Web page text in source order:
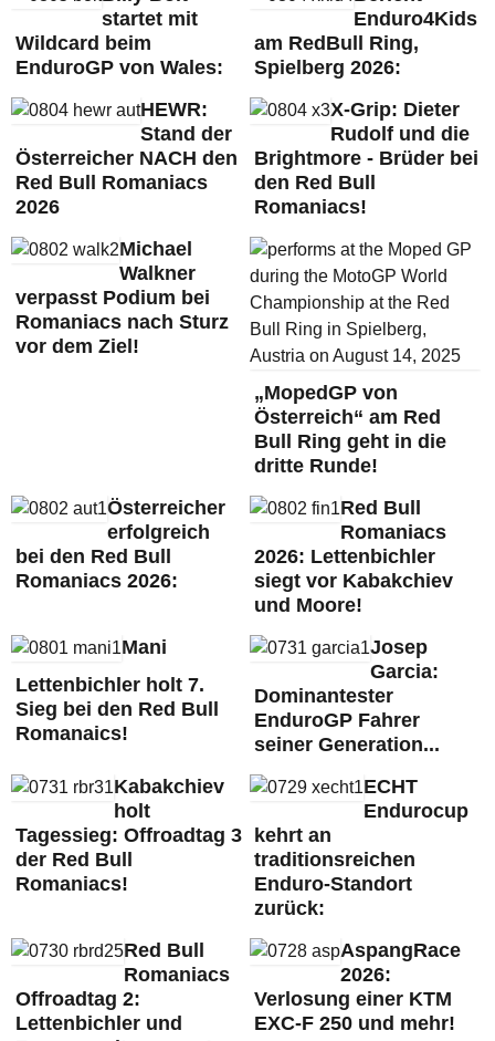
startet mit
Wildcard beim
EnduroGP von Wales:
Enduro4Kids
am RedBull Ring,
Spielberg 2026:
HEWR:
Stand der
Österreicher NACH den
Red Bull Romaniacs
2026
X-Grip: Dieter
Rudolf und die
Brightmore - Brüder bei
den Red Bull
Romaniacs!
Michael
Walkner
verpasst Podium bei
Romaniacs nach Sturz
vor dem Ziel!
„MopedGP von
Österreich“ am Red
Bull Ring geht in die
dritte Runde!
Österreicher
erfolgreich
bei den Red Bull
Romaniacs 2026:
Red Bull
Romaniacs
2026: Lettenbichler
siegt vor Kabakchiev
und Moore!
Mani
Lettenbichler holt 7.
Sieg bei den Red Bull
Romanaics!
Josep
Garcia:
Dominantester
EnduroGP Fahrer
seiner Generation...
Kabakchiev
holt
Tagessieg: Offroadtag 3
der Red Bull
Romaniacs!
ECHT
Endurocup
kehrt an
traditionsreichen
Enduro-Standort
zurück:
Red Bull
Romaniacs
Offroadtag 2:
Lettenbichler und
AspangRace
2026:
Verlosung einer KTM
EXC-F 250 und mehr!